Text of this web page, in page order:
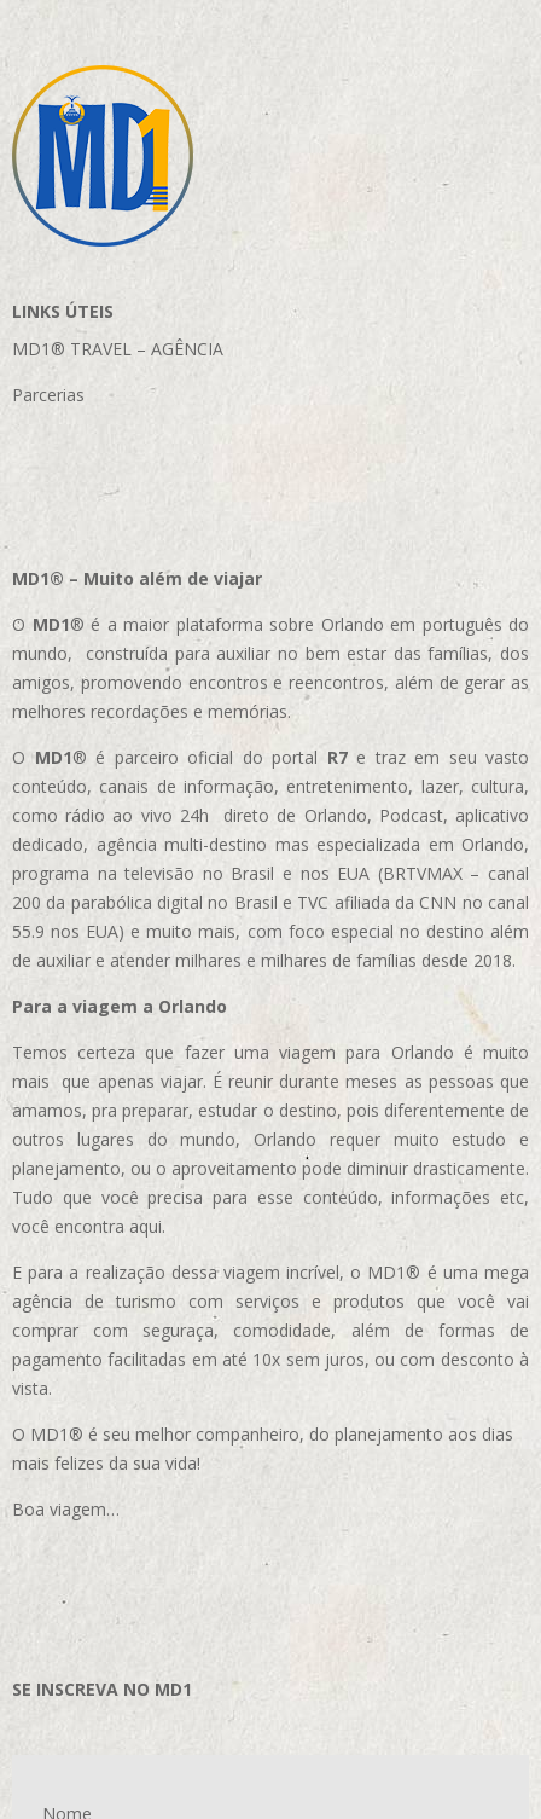
LINKS ÚTEIS
MD1® TRAVEL – AGÊNCIA
Parcerias
MD1® – Muito além de viajar
O MD1® é a maior plataforma sobre Orlando em português do
mundo, construída para auxiliar no bem estar das famílias, dos
amigos, promovendo encontros e reencontros, além de gerar as
melhores recordações e memórias.
OMD1® é parceiro oficial do portal R7e traz em seu vasto
conteúdo, canais de informação, entretenimento, lazer, cultura,
como rádio ao vivo 24h direto de Orlando, Podcast, aplicativo
dedicado, agência multi-destino mas especializada em Orlando,
programa na televisão no Brasil e nos EUA (BRTVMAX – canal
200 da parabólica digital no Brasil e TVC afiliada da CNN no canal
55.9 nos EUA) e muito mais, com foco especial no destino além
de auxiliar e atender milhares e milhares de famílias desde 2018.
Para a viagem a Orlando
Temos certeza que fazer uma viagem para Orlando é muito
mais que apenas viajar. É reunir durante meses as pessoas que
amamos, pra preparar, estudar o destino, pois diferentemente de
outros lugares do mundo, Orlando requer muito estudo e
planejamento, ou o aproveitamento pode diminuir drasticamente.
Tudo que você precisa para esse conteúdo, informações etc,
você encontra aqui.
E para a realização dessa viagem incrível, o MD1® é uma mega
agência de turismo com serviços e produtos que você vai
comprar com seguraça, comodidade, além de formas de
pagamento facilitadas em até 10x sem juros, ou com desconto à
vista.
O MD1® é seu melhor companheiro, do planejamento aos dias
mais felizes da sua vida!
Boa viagem…
SE INSCREVA NO MD1
Nome